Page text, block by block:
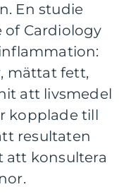
En studie
of Cardiology
mättat fett,
att livsmedel
kopplade till
resultaten
att konsultera